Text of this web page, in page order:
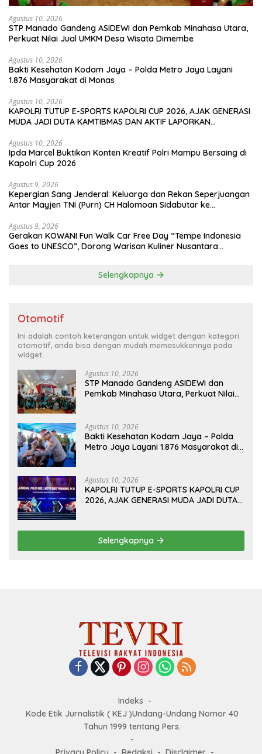
Agustus 10, 2026
‎STP Manado Gandeng ASIDEWI dan Pemkab Minahasa Utara,
Perkuat Nilai Jual UMKM Desa Wisata Dimembe
Agustus 10, 2026
Bakti Kesehatan Kodam Jaya – Polda Metro Jaya Layani
1.876 Masyarakat di Monas
Agustus 10, 2026
KAPOLRI TUTUP E-SPORTS KAPOLRI CUP 2026, AJAK GENERASI
MUDA JADI DUTA KAMTIBMAS DAN AKTIF LAPORKAN
Agustus 10, 2026
Ipda Marcel Buktikan Konten Kreatif Polri Mampu Bersaing di
Kapolri Cup 2026
Agustus 9, 2026
Kepergian Sang Jenderal: Keluarga dan Rekan Seperjuangan
Antar Mayjen TNI (Purn) CH Halomoan Sidabutar ke
Agustus 9, 2026
Gerakan KOWANI Fun Walk Car Free Day “Tempe Indonesia
Goes to UNESCO”, Dorong Warisan Kuliner Nusantara
Selengkapnya
Otomotif
Ini adalah contoh keterangan untuk widget dengan kategori
otomotif, anda bisa dengan mudah memasukkannya pada
widget.
Agustus 10, 2026
‎STP Manado Gandeng ASIDEWI dan
Pemkab Minahasa Utara, Perkuat Nilai
Agustus 10, 2026
Bakti Kesehatan Kodam Jaya – Polda
Metro Jaya Layani 1.876 Masyarakat di
Agustus 10, 2026
KAPOLRI TUTUP E-SPORTS KAPOLRI CUP
2026, AJAK GENERASI MUDA JADI DUTA
Selengkapnya
Indeks
Kode Etik Jurnalistik ( KEJ )Undang-Undang Nomor 40
Tahun 1999 tentang Pers.